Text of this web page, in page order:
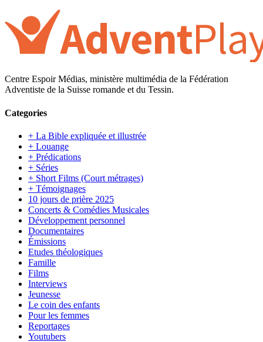
Centre Espoir Médias, ministère multimédia de la Fédération
Adventiste de la Suisse romande et du Tessin.
Categories
+ La Bible expliquée et illustrée
+ Louange
+ Prédications
+ Séries
+ Short Films (Court métrages)
+ Témoignages
10 jours de prière 2025
Concerts & Comédies Musicales
Développement personnel
Documentaires
Émissions
Etudes théologiques
Famille
Films
Interviews
Jeunesse
Le coin des enfants
Pour les femmes
Reportages
Youtubers